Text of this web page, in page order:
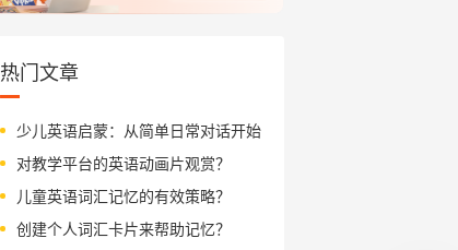
热门文章
少儿英语启蒙：从简单日常对话开始
对教学平台的英语动画片观赏？
儿童英语词汇记忆的有效策略？
创建个人词汇卡片来帮助记忆？